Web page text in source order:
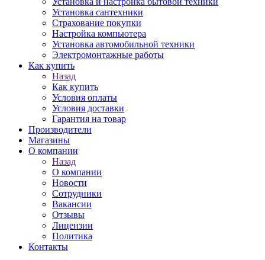
Установка сантехники
Страхование покупки
Настройка компьютера
Установка автомобильной техники
Электромонтажные работы
Как купить
Назад
Как купить
Условия оплаты
Условия доставки
Гарантия на товар
Производители
Магазины
О компании
Назад
О компании
Новости
Сотрудники
Вакансии
Отзывы
Лицензии
Политика
Контакты